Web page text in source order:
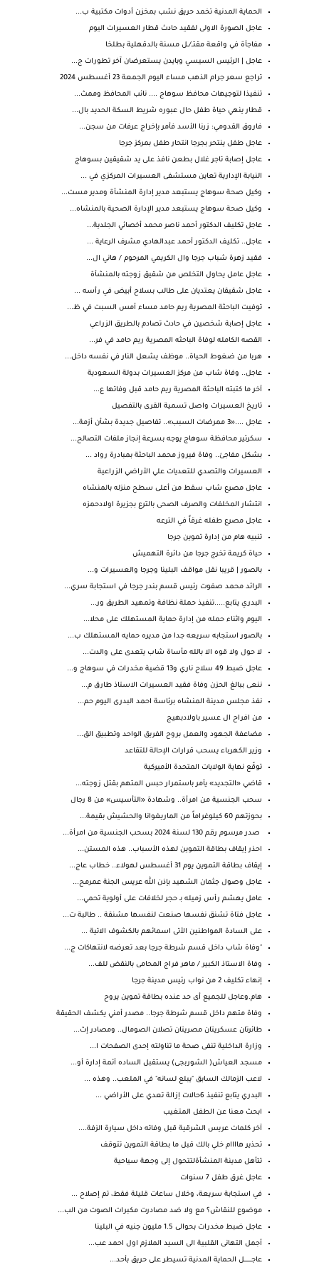
الحماية المدنية تخمد حريق نشب بمخزن أدوات مكتبية ب...
عاجل الصورة الاولى لفقيد حادث قطار العسيرات اليوم
مفاجأة في واقعة مقتــ/ــل مسنة بالدقهلية بطلخا
عاجل | الرئيس السيسي وبايدن يستعرضان آخر تطورات ج...
تراجع سعر جرام الذهب مساء اليوم الجمعة 23 أغسطس 2024
تنفيذا لتوجيهات محافظ سوهاج .... نائب المحافظ وممث...
قطار ينهي حياة طفل حال عبوره شريط السكة الحديد بال...
فاروق القدومي: زرنا الأسد فأمر بإخراج عرفات من سجن...
عاجل طفل ينتحر بجرجا انتحار طفل بمركز جرجا
عاجل إصابة تاجر غلال بطعن نافذ على يد شقيقين بسوهاج
النيابة الإدارية تعاين مستشفى العسيرات المركزي في ...
وكيل صحة سوهاج يستبعد مدير إدارة المنشأة ومدير مست...
وكيل صحة سوهاج يستبعد مدير الإدارة الصحية بالمنشاه...
عاجل تكليف الدكتور أحمد ناصر محمد أخصائي الجلدية...
عاجل.. تكليف الدكتور أحمد عبدالهادي مشرف الرعاية ...
فقيد زهرة شباب جرجا وال الكريمي المرحوم / هاني ال...
عاجل عامل يحاول التخلص من شقيق زوجته بالمنشأة
عاجل شقيقان يعتديان على طالب بسلاح أبيض في رأسه ...
توفيت الباحثة المصرية ريم حامد مساء أمس السبت في ظ...
عاجل إصابة شخصين في حادث تصادم بالطريق الزراعي
القصه الكامله لوفاة الباحثه المصرية ريم حامد في فر...
هربا من ضغوط الحياة.. موظف يشعل النار في نفسه داخل...
عاجل.. وفاة شاب من مركز العسيرات بدولة السعودية
آخر ما كتبته الباحثة المصرية ريم حامد قبل وفاتها ع...
تاريخ العسيرات واصل تسمية القرى بالتفصيل
عاجل ....«3 ممرضات السبب».. تفاصيل جديدة بشأن أزمة...
سكرتير محافظة سوهاج يوجه بسرعة إنجاز ملفات التصالح...
بشكل مفاجئ.. وفاة فيروز محمد الباحثة بمبادرة رواد ...
العسيرات والتصدي للتعديات علي الأراضي الزراعية
عاجل مصرع شاب سقط من أعلى سطح منزله بالمنشاه
انتشار المخلفات والصرف الصحى بالترع بجزيرة اولادحمزه
عاجل مصرع طفله غرقاً في الترعه
تنبيه هام من إدارة تموين جرجا
حياة كريمة تخرج جرجا من دائرة التهميش
بالصور | قريبا نقل مواقف البلينا وجرجا والعسيرات و...
الرائد محمد صفوت رئيس قسم بندر جرجا في استجابة سري...
البدري يتابع.....تنفيذ حملة نظافة وتمهيد الطريق ور...
اليوم واثناء حمله من إدارة حماية المستهلك على محلا...
بالصور استجابه سريعه جدا من مديره حمايه المستهلك ب...
لا حول ولا قوه الا بالله مأساة شاب يتعدى على والدت...
عاجل ضبط 49 سلاح ناري و13 قضية مخدرات في سوهاج و...
ننعى ببالغ الحزن وفاة فقيد العسيرات الاستاذ طارق م...
نفذ مجلس مدينة المنشاه برئاسة احمد البدرى اليوم حم...
من افراح ال عسير باولادبهيج
مضاعفة الجهود والعمل بروح الفريق الواحد وتطبيق الق...
وزير الكهرباء يسحب قرارات الإحالة للتقاعد
توقّع نهاية الولايات المتحدة الأميركية
قاضي «التجديد» يأمر باستمرار حبس المتهم بقتل زوجته...
سحب الجنسية من امرأة.. وشهادة «التأسيس» من 8 رجال
بحوزتهم 60 كيلوغراماً من الماريغوانا والحشيش بقيمة...
صدر مرسوم رقم 130 لسنة 2024 بسحب الجنسية من امرأة...
احذر إيقاف بطاقة التموين لهذه الأسباب.. هذه المستن...
إيقاف بطاقة التموين يوم 31 أغسطس لهولاء.. خطاب عاج...
عاجل وصول جثمان الشهيد بإذن الله عريس الجنة عمرمح...
عامل يهشم رأس زميله بـ حجر لخلافات على أولوية تحمي...
عاجل فتاة تشنق نفسها صنعت لنفسها مشنقة .. طالبة ت...
على السادة المواطنين الأتى اسمائهم بالكشوف الاتية ...
"وفاة شاب داخل قسم شرطة جرجا بعد تعرضه لانتهاكات ج...
وفاة الاستاذ الكبير / ماهر فراج المحامى بالنقض للف...
إنهاء تكليف 2 من نواب رئيس مدينة جرجا
هام.وعاجل للجميع أى حد عنده بطاقة تموين يروح
وفاة متهم داخل قسم شرطة جرجا.. مصدر أمني يكشف الحقيقة
طائرتان عسكريتان مصريتان تصلان الصومال.. ومصادر إث...
وزارة الداخلية تنفى صحة ما تناولته إحدى الصفحات ا...
مسجد العياش( الشوربجى) يستقبل الساده أئمة إدارة أو...
لاعب الزمالك السابق "يبلع لسانه" في الملعب.. وهذه ...
البدري يتابع تنفيذ 6حالات إزالة تعدي على الأراضي ...
ابحث معنا عن الطفل المتغيب
آخر كلمات عريس الشرقية قبل وفاته داخل سيارة الزفة....
تحذير هاااام خلي بالك قبل ما بطاقة التموين تتوقف
تتأهل مدينة المنشأةلتتحول إلى وجهة سياحية
عاجل غرق طفل 7 سنوات
في استجابة سريعة، وخلال ساعات قليلة فقط، تم إصلاح ...
موضوع للنقاش؟ مع ولا ضد مصادرت مكبرات الصوت من الب...
عاجل ضبط مخدرات بحوالى 1.5 مليون جنيه في البلينا
أجمل التهانى القلبية الى السيد الملازم اول احمد عب...
عاجــــــــــل الحماية المدنية تسيطر على حريق بأحد...